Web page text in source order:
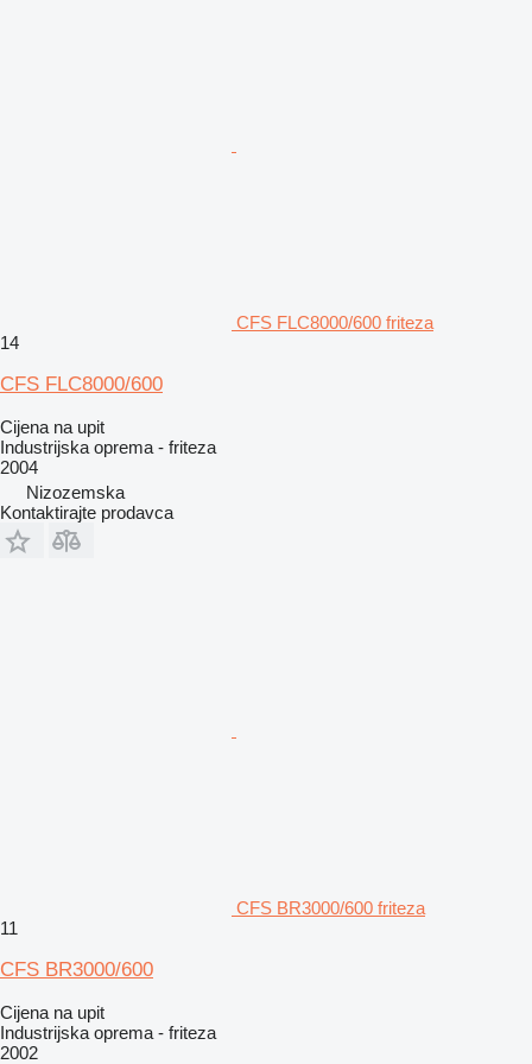
CFS FLC8000/600 friteza
14
CFS FLC8000/600
Cijena na upit
Industrijska oprema - friteza
2004
Nizozemska
Kontaktirajte prodavca
CFS BR3000/600 friteza
11
CFS BR3000/600
Cijena na upit
Industrijska oprema - friteza
2002